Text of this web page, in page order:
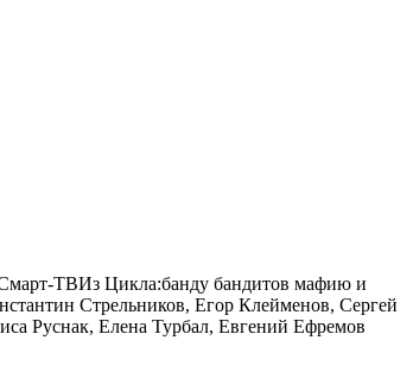
ТВИз Цикла:банду бандитов мафию и
Стрельников, Егор Клейменов, Сергей
Руснак, Елена Турбал, Евгений Ефремов